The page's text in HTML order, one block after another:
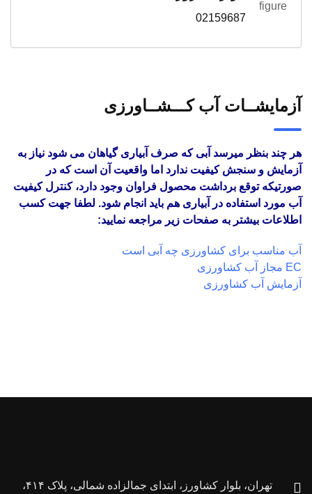
02159687
آزمایشــات آب کـــشــاورزی
هر چند بنظر میرسد آبی که صرف آبیاری گیاهان می شود نیاز به
آزمایش و سنجش کیفیت ندارد اما واقعیت آن است که در
صورتیکه توقع برداشت محصول فراوان وجود دارد، کنترل کیفیت
آب مورد استفاده در آبیاری هم باید انجام شود. لطفا جهت کسب
اطلاعات بیشتر به صفحات زیر مراجعه نمایید:
آب مناسب برای کشاورزی چه آبی است
EC مجاز آب کشاورزی
آزمایش آب کشاورزی
تهران، بلوار کشاورز، ابتدای جمالزاده شمالی، پلاک ۴۱۴،